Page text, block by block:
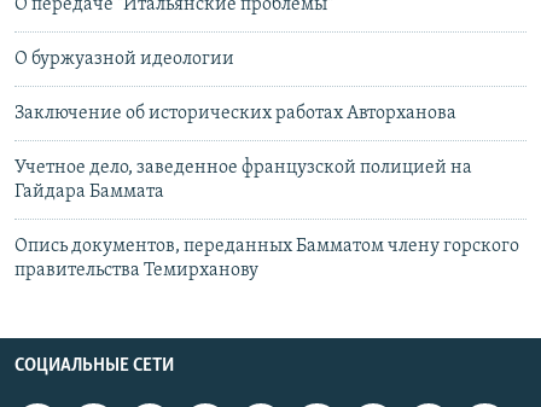
О передаче "Итальянские проблемы"
О буржуазной идеологии
Заключение об исторических работах Авторханова
Учетное дело, заведенное французской полицией на
Гайдара Баммата
Опись документов, переданных Бамматом члену горского
правительства Темирханову
СОЦИАЛЬНЫЕ СЕТИ